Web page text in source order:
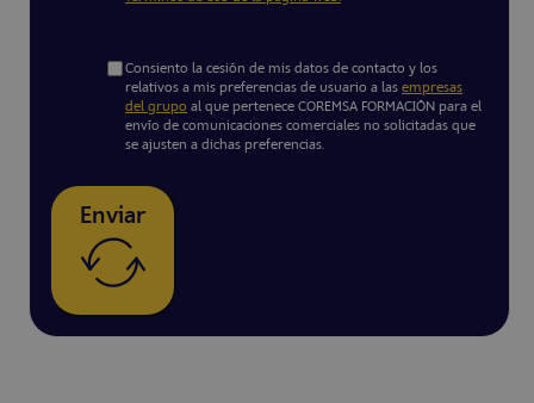
Consiento la cesión de mis datos de contacto y los
relativos a mis preferencias de usuario a las empresas
del grupo al que pertenece COREMSA FORMACIÓN para el
envío de comunicaciones comerciales no solicitadas que
se ajusten a dichas preferencias.
Enviar